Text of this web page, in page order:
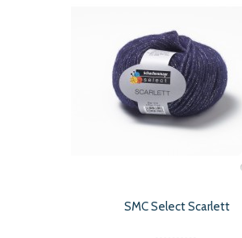
SMC Select Scarlett